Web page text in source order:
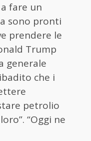
fare un
sono pronti
prendere le
Trump
generale
che i
petrolio
“Oggi ne